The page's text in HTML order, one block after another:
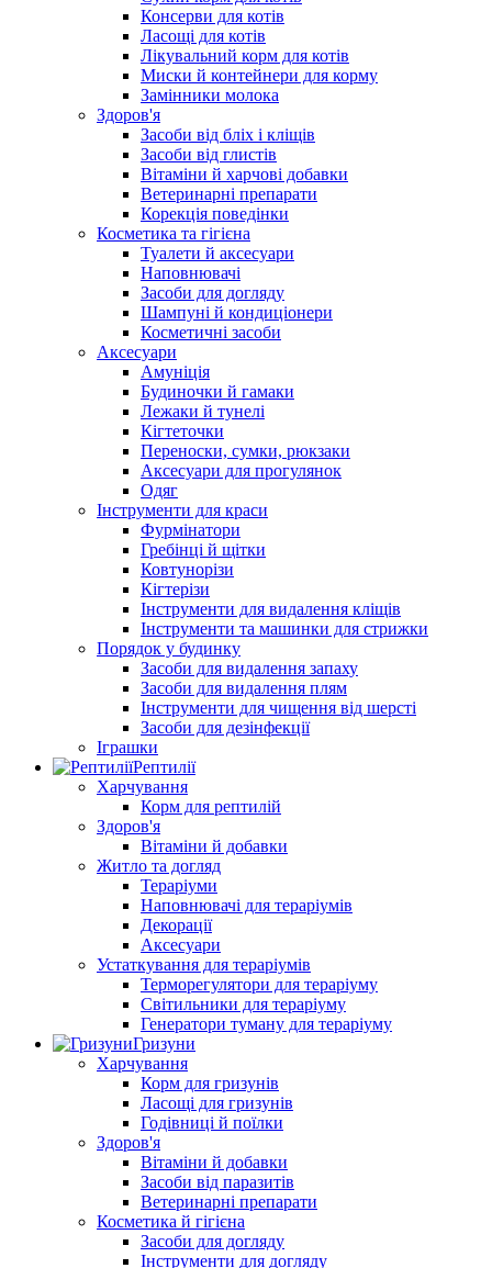
Консерви для котів
Ласощі для котів
Лікувальний корм для котів
Миски й контейнери для корму
Замінники молока
Здоров'я
Засоби від бліх і кліщів
Засоби від глистів
Вітаміни й харчові добавки
Ветеринарні препарати
Корекція поведінки
Косметика та гігієна
Туалети й аксесуари
Наповнювачі
Засоби для догляду
Шампуні й кондиціонери
Косметичні засоби
Аксесуари
Амуніція
Будиночки й гамаки
Лежаки й тунелі
Кігтеточки
Переноски, сумки, рюкзаки
Аксесуари для прогулянок
Одяг
Інструменти для краси
Фурмінатори
Гребінці й щітки
Ковтунорізи
Кігтерізи
Інструменти для видалення кліщів
Інструменти та машинки для стрижки
Порядок у будинку
Засоби для видалення запаху
Засоби для видалення плям
Інструменти для чищення від шерсті
Засоби для дезінфекції
Іграшки
Рептилії
Харчування
Корм для рептилій
Здоров'я
Вітаміни й добавки
Житло та догляд
Тераріуми
Наповнювачі для тераріумів
Декорації
Аксесуари
Устаткування для тераріумів
Терморегулятори для тераріуму
Світильники для тераріуму
Генератори туману для тераріуму
Гризуни
Харчування
Корм для гризунів
Ласощі для гризунів
Годівниці й поїлки
Здоров'я
Вітаміни й добавки
Засоби від паразитів
Ветеринарні препарати
Косметика й гігієна
Засоби для догляду
Інструменти для догляду